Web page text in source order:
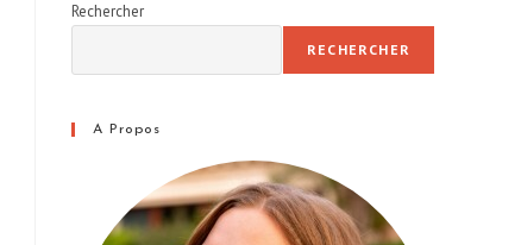
Rechercher
RECHERCHER
A Propos